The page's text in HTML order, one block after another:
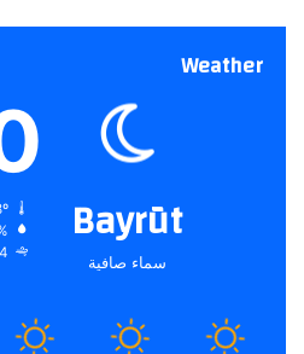
Weather
Bayrūt
سماء صافية